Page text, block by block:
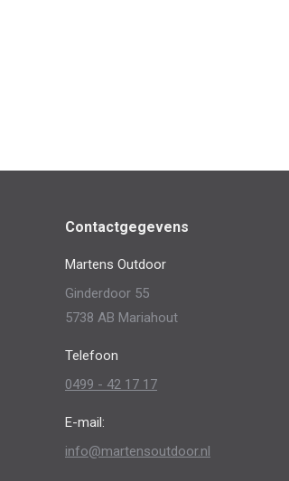
Contactgegevens
Martens Outdoor
Ginderdoor 55
5738 AB Mariahout
Telefoon
0499 - 42 17 17
E-mail:
info@martensoutdoor.nl